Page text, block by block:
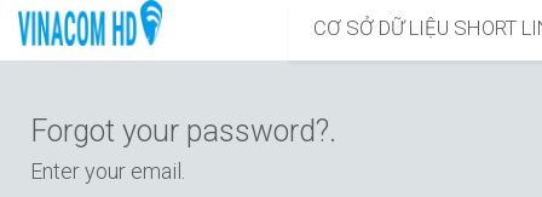
CƠ SỞ DỮ LIỆU SHORT
Forgot your password?.
Enter your email.